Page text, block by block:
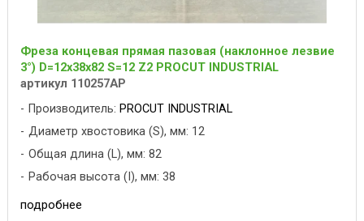
Фреза концевая прямая пазовая (наклонное лезвие
3°) D=12x38x82 S=12 Z2 PROCUT INDUSTRIAL
артикул 110257AP
Производитель: PROCUT INDUSTRIAL
Диаметр хвостовика (S), мм: 12
Общая длина (L), мм: 82
Рабочая высота (I), мм: 38
подробнее